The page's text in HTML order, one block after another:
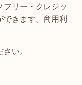
フリー・クレジッ
できます。商用利
い。